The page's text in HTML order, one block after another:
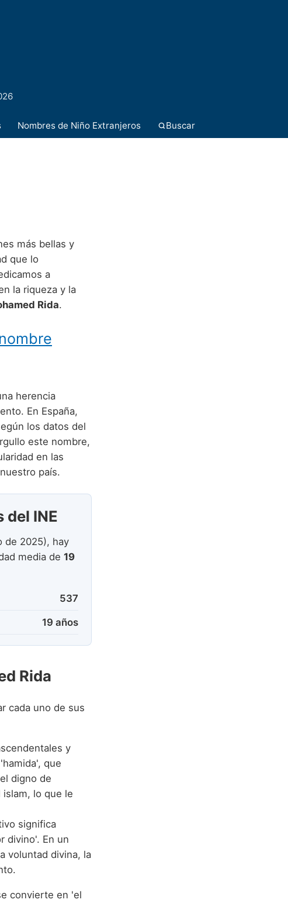
Nombres de Niño Extranjeros Buscar
más bellas y
que lo
a
la riqueza y la
Rida.
herencia
En España,
los datos del
este nombre,
en las
país.
del INE
de 2025), hay
media de 19
537
19 años
Rida
cada uno de sus
y
que
digno de
lo que le
significa
divino'. En un
voluntad divina, la
convierte en 'el